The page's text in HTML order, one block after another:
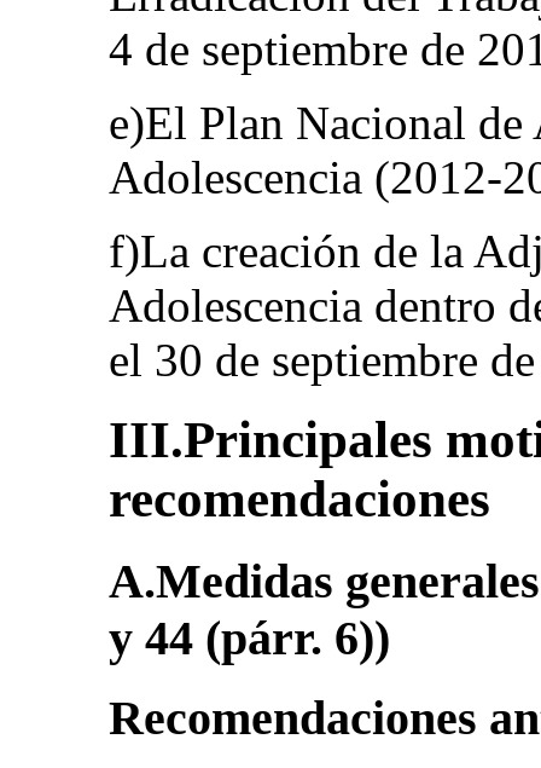
4 de septiembre de
e)El Plan Nacional
Adolescencia (2012-
f)La creación de la
Adolescencia dentro
el 30 de septiembre
III.Principales
recomendaciones
A.Medidas
y 44 (párr. 6))
Recomendaciones